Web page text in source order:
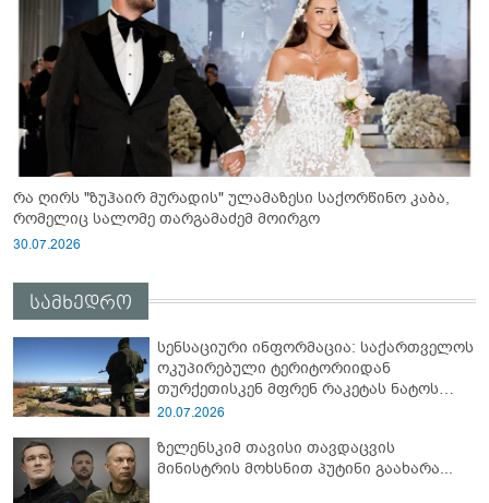
რა ღირს "ზუჰაირ მურადის" ულამაზესი საქორწინო კაბა,
რომელიც სალომე თარგამაძემ მოირგო
30.07.2026
სამხედრო
სენსაციური ინფორმაცია: საქართველოს
ოკუპირებული ტერიტორიიდან
თურქეთისკენ მფრენ რაკეტას ნატოს
სამიტი კინაღამ ჩაუშლია
20.07.2026
ზელენსკიმ თავისი თავდაცვის
მინისტრის მოხსნით პუტინი გაახარა...